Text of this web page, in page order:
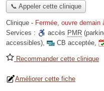
📞 Appeler cette clinique
Clinique - Fermée, ouvre demain
Services :
accès PMR
accessibles), CB acceptée,
Recommander cette clinique
Améliorer cette fiche